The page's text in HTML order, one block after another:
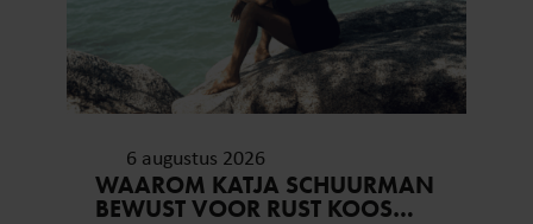
6 augustus 2026
WAAROM KATJA SCHUURMAN
BEWUST VOOR RUST KOOS…